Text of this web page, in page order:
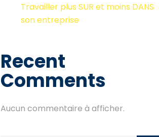
Travailler plus SUR et moins DANS
son entreprise
Recent
Comments
Aucun commentaire à afficher.